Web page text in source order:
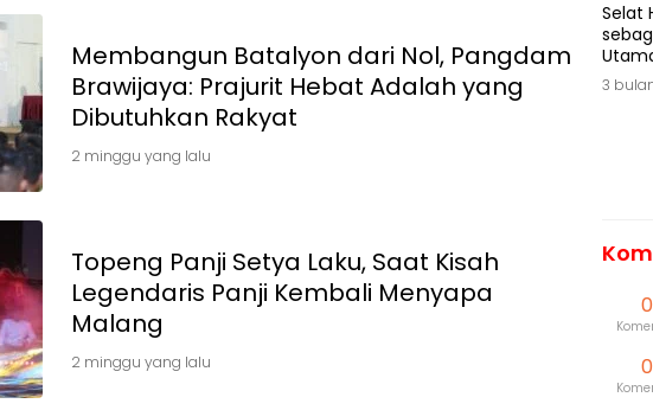
Membangun Batalyon dari Nol, Pangdam
Brawijaya: Prajurit Hebat Adalah yang
Dibutuhkan Rakyat
2 minggu yang lalu
Topeng Panji Setya Laku, Saat Kisah
Legendaris Panji Kembali Menyapa
Malang
2 minggu yang lalu
Selat
3
0
0